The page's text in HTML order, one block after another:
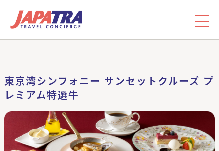
東京湾シンフォニー サンセットクルーズ プ
レミアム特選牛